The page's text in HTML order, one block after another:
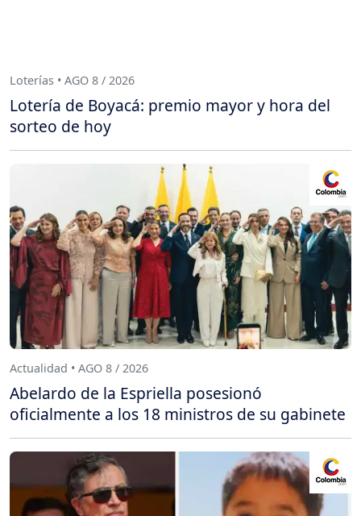
Loterías • AGO 8 / 2026
Lotería de Boyacá: premio mayor y hora del
sorteo de hoy
Actualidad • AGO 8 / 2026
Abelardo de la Espriella posesionó
oficialmente a los 18 ministros de su gabinete